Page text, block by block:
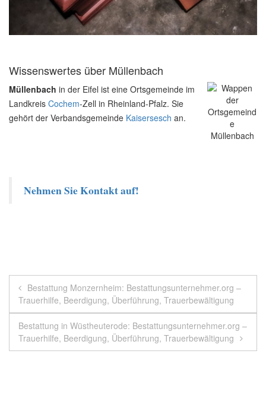
Wissenswertes über Müllenbach
Müllenbach in der Eifel ist eine Ortsgemeinde im
Landkreis Cochem-Zell in Rheinland-Pfalz. Sie
gehört der Verbandsgemeinde Kaisersesch an.
Nehmen Sie Kontakt auf!
Beitragsnavigation
Bestattung Monzernheim: Bestattungsunternehmer.org –
Trauerhilfe, Beerdigung, Überführung, Trauerbewältigung
Bestattung in Wüstheuterode: Bestattungsunternehmer.org –
Trauerhilfe, Beerdigung, Überführung, Trauerbewältigung